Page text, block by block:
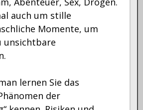
auch um stille
Momente, um
unsichtbare
lernen Sie das
der